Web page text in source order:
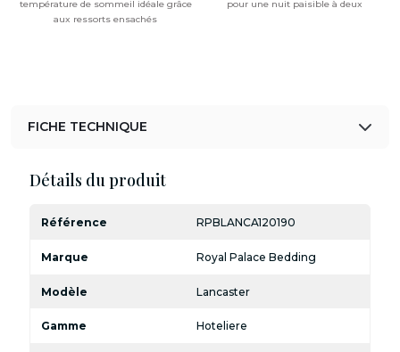
température de sommeil idéale grâce
aux ressorts ensachés
pour une nuit paisible à deux
FICHE TECHNIQUE
Détails du produit
Référence RPBLANCA120190
Marque Royal Palace Bedding
Modèle Lancaster
Gamme Hoteliere